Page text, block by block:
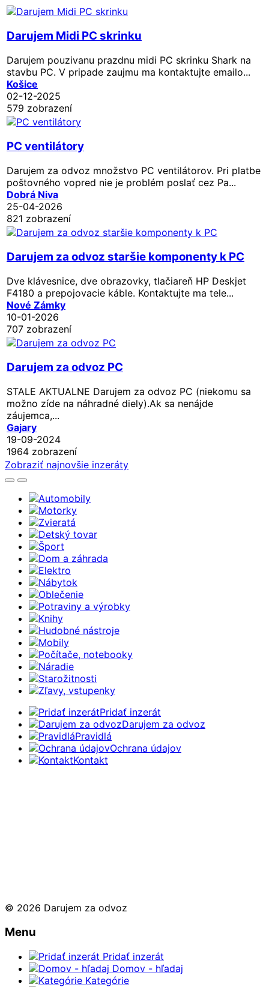
Darujem Midi PC skrinku
Darujem pouzivanu prazdnu midi PC skrinku Shark na
stavbu PC. V pripade zaujmu ma kontaktujte emailo...
Košice
02-12-2025
579 zobrazení
PC ventilátory
Darujem za odvoz množstvo PC ventilátorov. Pri platbe
poštovného vopred nie je problém poslať cez Pa...
Dobrá Niva
25-04-2026
821 zobrazení
Darujem za odvoz staršie komponenty k PC
Dve klávesnice, dve obrazovky, tlačiareň HP Deskjet
F4180 a prepojovacie káble. Kontaktujte ma tele...
Nové Zámky
10-01-2026
707 zobrazení
Darujem za odvoz PC
STALE AKTUALNE Darujem za odvoz PC (niekomu sa
možno zíde na náhradné diely).Ak sa nenájde
záujemca,...
Gajary
19-09-2024
1964 zobrazení
Zobraziť najnovšie inzeráty
Automobily
Motorky
Zvieratá
Detský tovar
Šport
Dom a záhrada
Elektro
Nábytok
Oblečenie
Potraviny a výrobky
Knihy
Hudobné nástroje
Mobily
Počítače, notebooky
Náradie
Starožitnosti
Zľavy, vstupenky
Pridať inzerát
Darujem za odvoz
Pravidlá
Ochrana údajov
Kontakt
© 2026 Darujem za odvoz
Menu
Pridať inzerát
Domov - hľadaj
Kategórie